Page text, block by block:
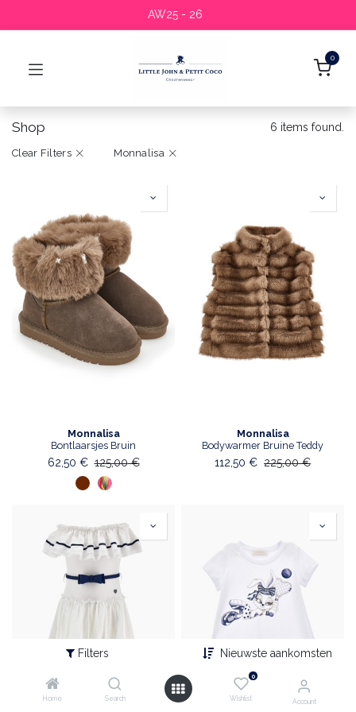
Filters Nieuwste aankomsten
Home Search
0
Wishlist Account
AW25 - 26
0
Shop 6 items found.
Clear Filters Monnalisa
Monnalisa
Bontlaarsjes Bruin
62,50 € 125,00€
Monnalisa
Bodywarmer Bruine Teddy
112,50 € 225,00€